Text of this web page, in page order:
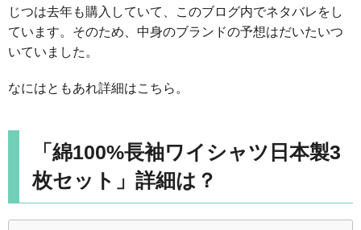
じつは去年も購入していて、このブログ内でネタバレをし
ています。そのため、中身のブランドの予想はだいたいつ
いていました。
なにはともあれ詳細はこちら。
「綿100%長袖ワイシャツ日本製3
枚セット」詳細は？